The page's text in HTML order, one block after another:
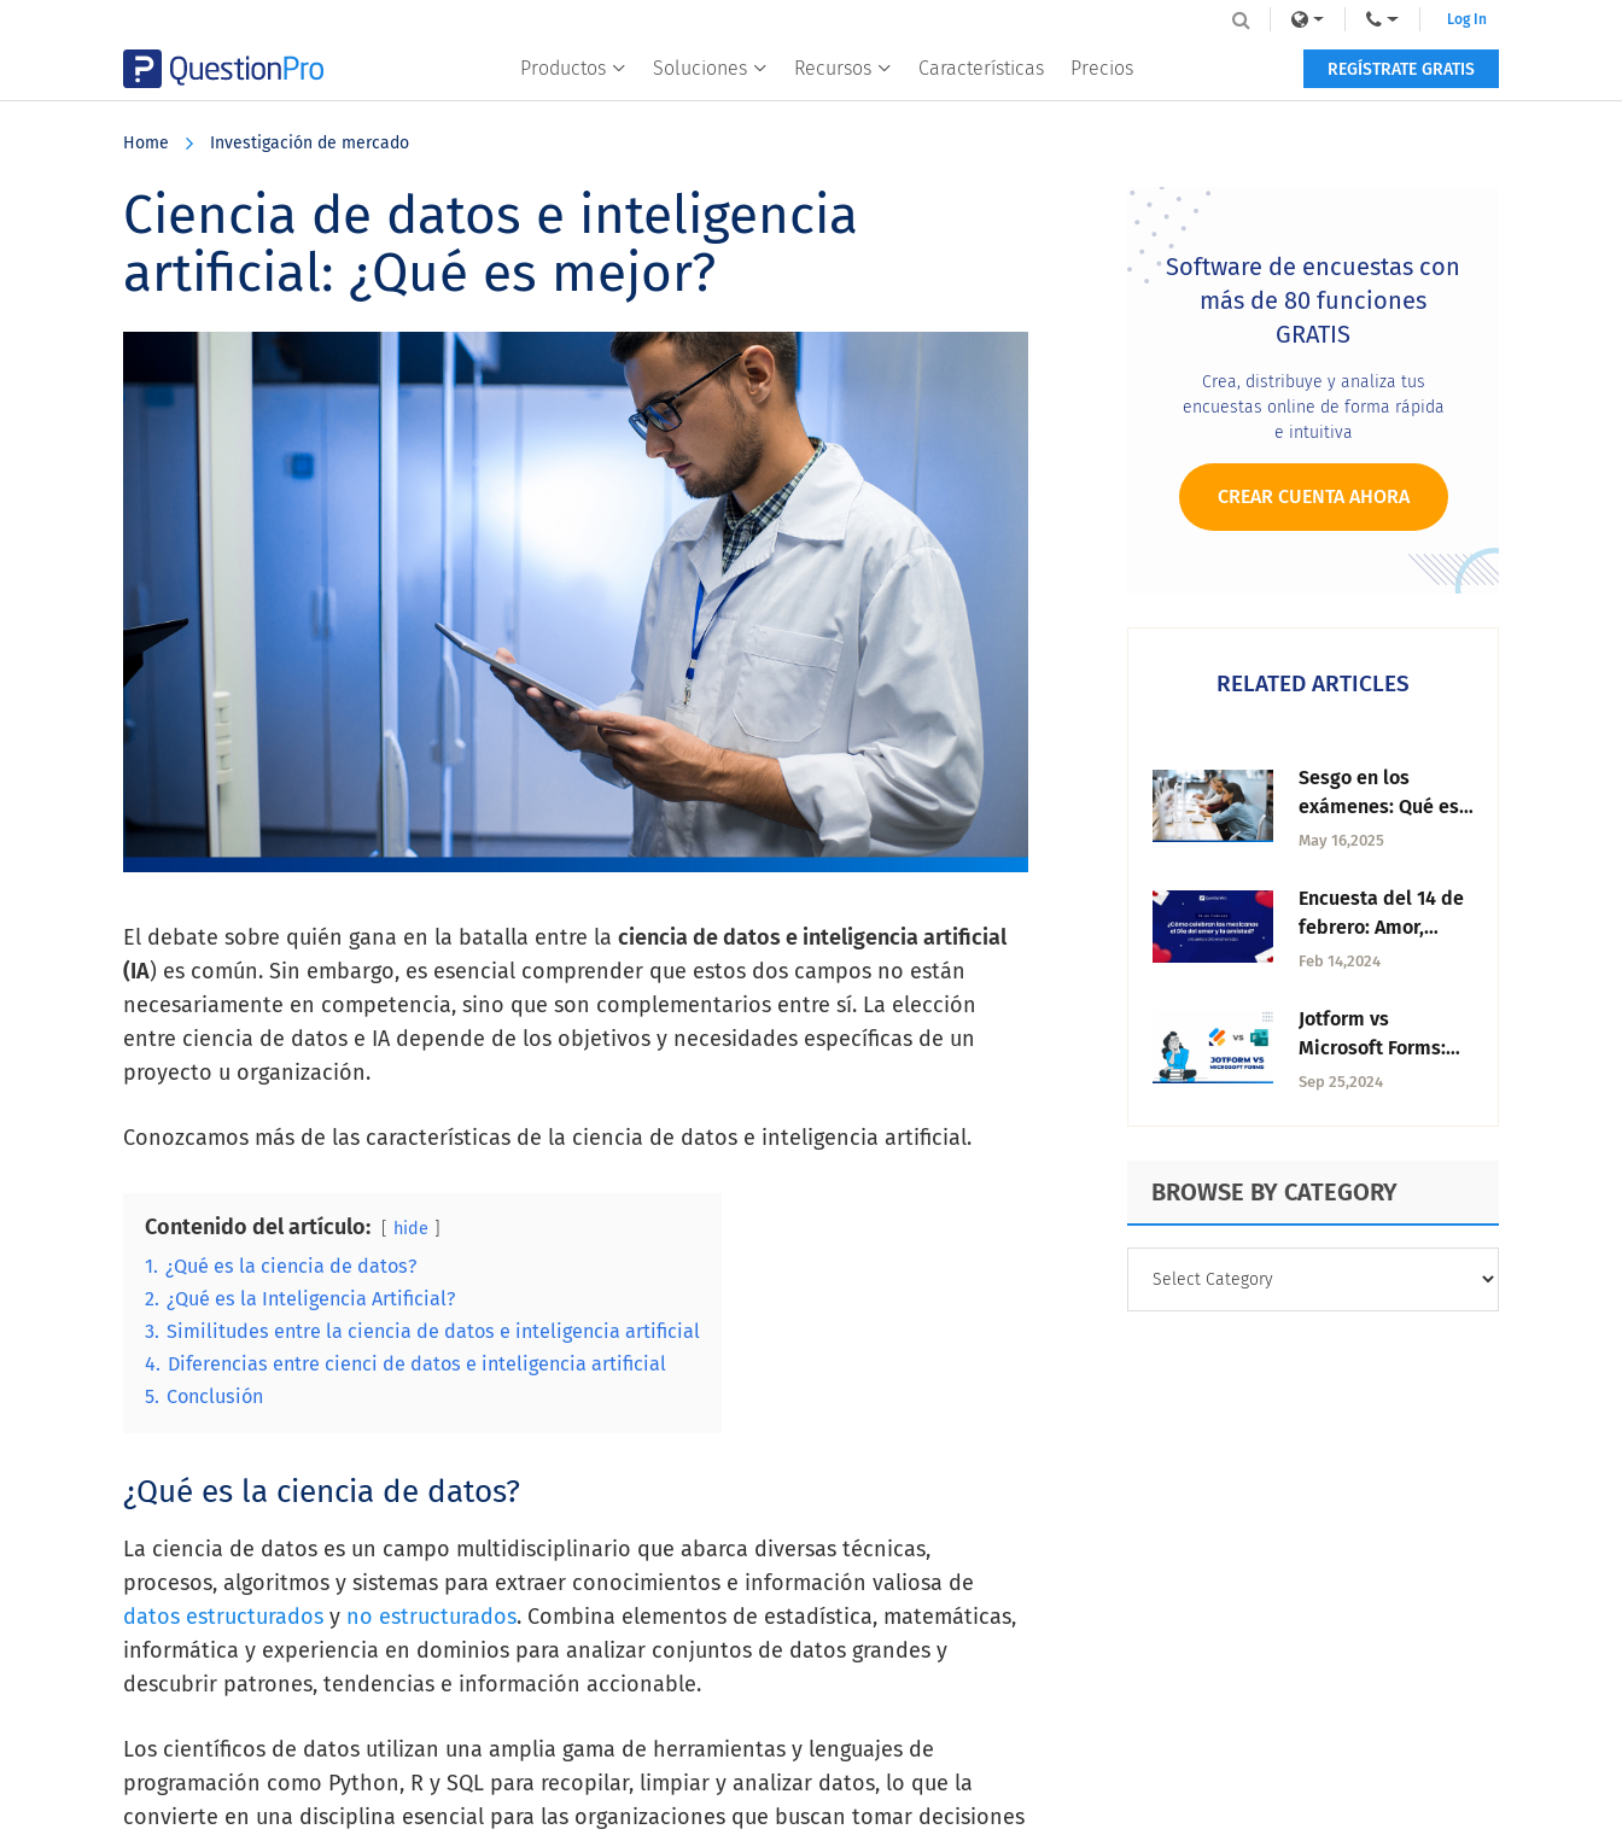
Productos Soluciones Recursos Características Precios
Log In
REGÍSTRATE GRATIS
Home Investigación de mercado
Ciencia de datos e inteligencia
artificial: ¿Qué es mejor?
El debate sobre quién gana en la batalla entre la ciencia de datos e inteligencia artificial
(IA) es común. Sin embargo, es esencial comprender que estos dos campos no están
necesariamente en competencia, sino que son complementarios entre sí. La elección
entre ciencia de datos e IA depende de los objetivos y necesidades específicas de un
proyecto u organización.
Conozcamos más de las características de la ciencia de datos e inteligencia artificial.
Contenido del artículo: hide
1. ¿Qué es la ciencia de datos?
2. ¿Qué es la Inteligencia Artificial?
3. Similitudes entre la ciencia de datos e inteligencia artificial
4. Diferencias entre cienci de datos e inteligencia artificial
5. Conclusión
¿Qué es la ciencia de datos?
La ciencia de datos es un campo multidisciplinario que abarca diversas técnicas,
procesos, algoritmos y sistemas para extraer conocimientos e información valiosa de
datos estructurados y no estructurados. Combina elementos de estadística, matemáticas,
informática y experiencia en dominios para analizar conjuntos de datos grandes y
descubrir patrones, tendencias e información accionable.
Los científicos de datos utilizan una amplia gama de herramientas y lenguajes de
programación como Python, R y SQL para recopilar, limpiar y analizar datos, lo que la
convierte en una disciplina esencial para las organizaciones que buscan tomar decisiones
Primary
Sidebar
Software de encuestas con
más de 80 funciones
GRATIS
Crea, distribuye y analiza tus
encuestas online de forma rápida
e intuitiva
CREAR CUENTA AHORA
RELATED ARTICLES
Sesgo en los
exámenes: Qué es,
causas y
May 16,2025
Encuesta del 14 de
febrero: Amor,
comercio y la
mexicanos
Feb 14,2024
Jotform vs
Microsoft Forms:
¿Cuál debo
Sep 25,2024
BROWSE BY CATEGORY
CATEGORY